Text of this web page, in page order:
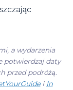
a wydarzenia
potwierdzaj daty
przed podróżą.
i In